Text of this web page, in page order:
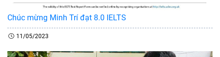
Chúc mừng Minh Trí đạt 8.0 IELTS
11/05/2023